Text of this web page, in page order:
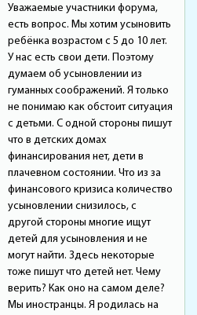
Уважаемые участники форума,
есть вопрос. Мы хотим усыновить
ребёнка возрастом с 5 до 10 лет.
У нас есть свои дети. Поэтому
думаем об усыновлении из
гуманных соображений. Я только
не понимаю как обстоит ситуация
с детьми. С одной стороны пишут
что в детских домах
финансирования нет, дети в
плачевном состоянии. Что из за
финансового кризиса количество
усыновлении снизилось, с
другой стороны многие ищут
детей для усыновления и не
могут найти. Здесь некоторые
тоже пишут что детей нет. Чему
верить? Как оно на самом деле?
Мы иностранцы. Я родилась на